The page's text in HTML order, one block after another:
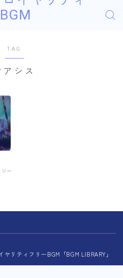
TAG
アシス
ー
リティフリーBGM「BGM LIBRARY」